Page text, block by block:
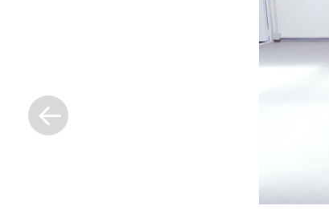
anterior